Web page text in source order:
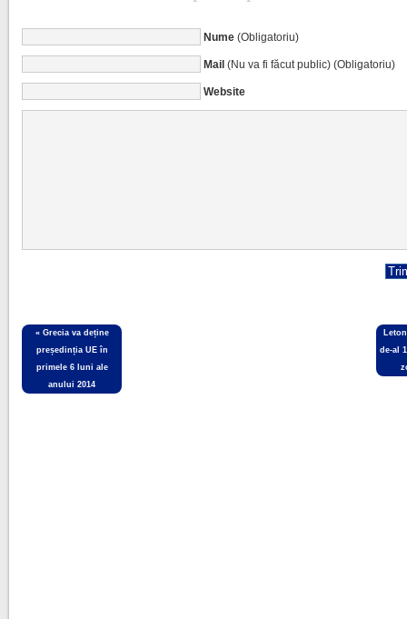
Nume(Obligatoriu)
Mail(Nu va fi făcut public) (Obligatoriu)
Website
« Grecia va deține
președinția UE în
primele 6 luni ale
anului 2014
de-al